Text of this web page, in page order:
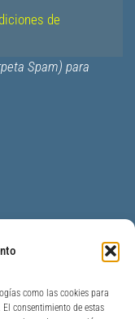
como las cookies para
consentimiento de estas
de
Spam) para